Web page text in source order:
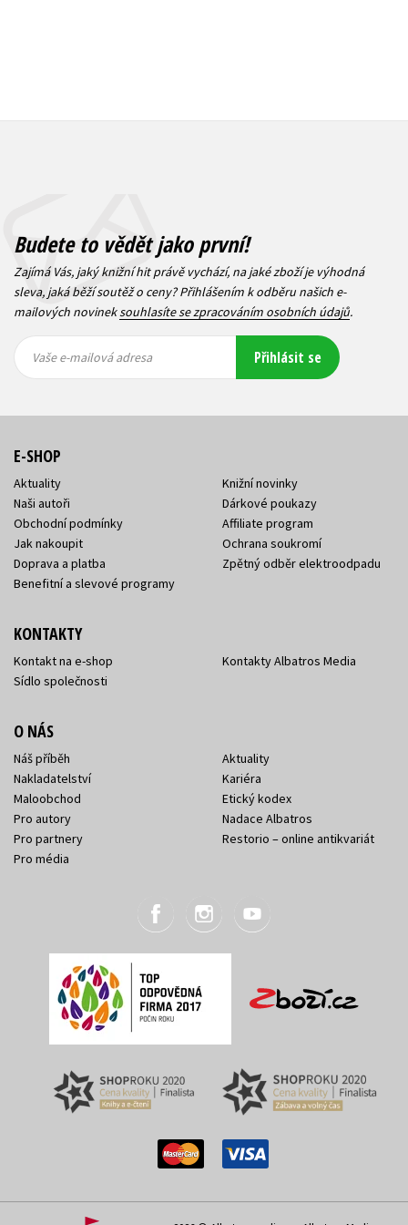
Budete to vědět jako první!
Zajímá Vás, jaký knižní hit právě vychází, na jaké zboží je výhodná
sleva, jaká běží soutěž o ceny? Přihlášením k odběru našich e-
mailových novineksouhlasíte se zpracováním osobních údajů.
mailová
mailová
Vaše e-mailová adresa Přihlásit se
E-SHOP
Aktuality
Naši autoři
Obchodní podmínky
Jak nakoupit
Doprava a platba
Benefitní a slevové programy
Knižní novinky
Dárkové poukazy
Affiliate program
Ochrana soukromí
Zpětný odběr elektroodpadu
KONTAKTY
Kontakt na e-shop
Sídlo společnosti
Kontakty Albatros Media
O NÁS
Náš příběh
Nakladatelství
Maloobchod
Pro autory
Pro partnery
Pro média
Aktuality
Kariéra
Etický kodex
Nadace Albatros
Restorio – online antikvariát